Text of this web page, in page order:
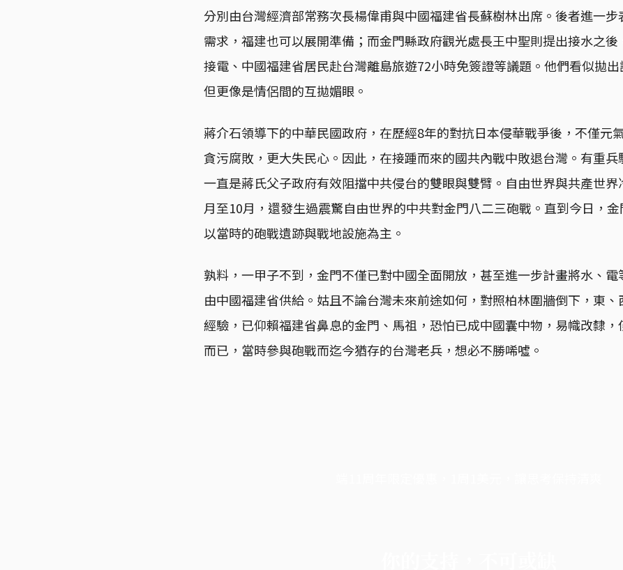
分別由台灣經濟部常務次長楊偉甫與中國福建省長蘇樹林出席。後者進一
需求，福建也可以展開準備；而金門縣政府觀光處長王中聖則提出接水之
接電、中國福建省居民赴台灣離島旅遊72小時免簽證等議題。他們看似拋出
但更像是情侶間的互拋媚眼。
蔣介石領導下的中華民國政府，在歷經8年的對抗日本侵華戰爭後，不僅元
貪污腐敗，更大失民心。因此，在接踵而來的國共內戰中敗退台灣。有重兵
一直是蔣氏父子政府有效阻擋中共侵台的雙眼與雙臂。自由世界與共產世
月至10月，還發生過震驚自由世界的中共對金門八二三砲戰。直到今日，
以當時的砲戰遺跡與戰地設施為主。
孰料，一甲子不到，金門不僅已對中國全面開放，甚至進一步計畫將水、
由中國福建省供給。姑且不論台灣未來前途如何，對照柏林圍牆倒下，東
經驗，已仰賴福建省鼻息的金門、馬祖，恐怕已成中國囊中物，易幟改隸
而已，當時參與砲戰而迄今猶存的台灣老兵，想必不勝唏噓。